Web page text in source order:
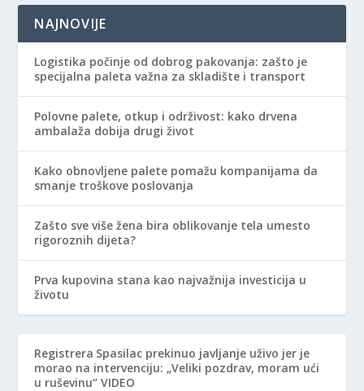
NAJNOVIJE
Logistika počinje od dobrog pakovanja: zašto je
specijalna paleta važna za skladište i transport
Polovne palete, otkup i održivost: kako drvena
ambalaža dobija drugi život
Kako obnovljene palete pomažu kompanijama da
smanje troškove poslovanja
Zašto sve više žena bira oblikovanje tela umesto
rigoroznih dijeta?
Prva kupovina stana kao najvažnija investicija u
životu
Registrera Spasilac prekinuo javljanje uživo jer je
morao na intervenciju: „Veliki pozdrav, moram ući
u ruševinu“ VIDEO